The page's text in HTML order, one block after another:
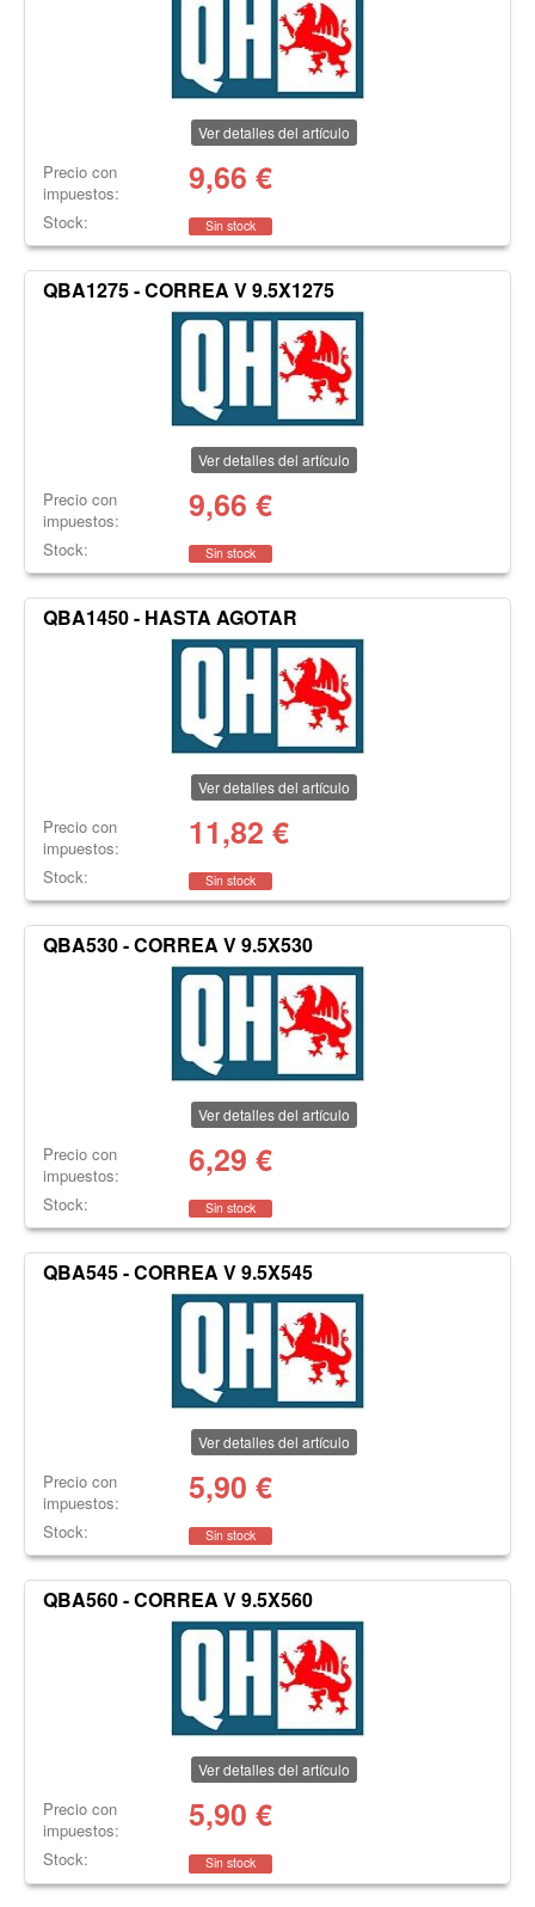
Ver detalles del artículo
Precio con
impuestos:
9,66 €
Stock: Sin stock
QBA1275 - CORREA V 9.5X1275
Ver detalles del artículo
Precio con
impuestos:
9,66 €
Stock: Sin stock
QBA1450 - HASTA AGOTAR
Ver detalles del artículo
Precio con
impuestos:
11,82 €
Stock: Sin stock
QBA530 - CORREA V 9.5X530
Ver detalles del artículo
Precio con
impuestos:
6,29 €
Stock: Sin stock
QBA545 - CORREA V 9.5X545
Ver detalles del artículo
Precio con
impuestos:
5,90 €
Stock: Sin stock
QBA560 - CORREA V 9.5X560
Ver detalles del artículo
Precio con
impuestos:
5,90 €
Stock: Sin stock